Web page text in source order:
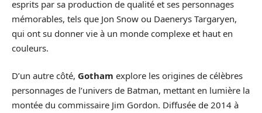
esprits par sa production de qualité et ses personnages
mémorables, tels que Jon Snow ou Daenerys Targaryen,
qui ont su donner vie à un monde complexe et haut en
couleurs.
D’un autre côté, Gotham explore les origines de célèbres
personnages de l’univers de Batman, mettant en lumière la
montée du commissaire Jim Gordon. Diffusée de 2014 à